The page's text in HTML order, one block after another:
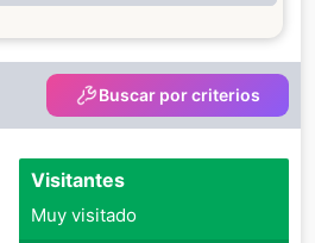
Buscar por criterios
Visitantes
Muy visitado